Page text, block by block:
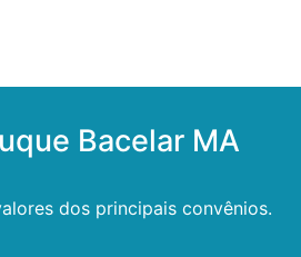
Bacelar MA
dos principais convênios.